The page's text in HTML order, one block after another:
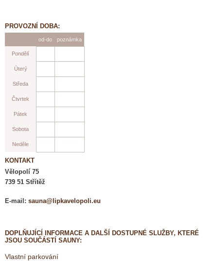
PROVOZNÍ DOBA:
od-do poznámka
Pondělí
Úterý
Středa
Čtvrtek
Pátek
Sobota
Neděle
KONTAKT
Vělopolí 75
739 51 Střítěž
E-mail: sauna@lipkavelopoli.eu
DOPLŇUJÍCÍ INFORMACE A DALŠÍ DOSTUPNÉ SLUŽBY, KTERÉ
JSOU SOUČÁSTÍ SAUNY:
Vlastní parkování